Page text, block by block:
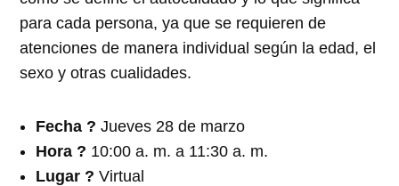
para cada persona, ya que se requieren de
atenciones de manera individual según la edad, el
sexo y otras cualidades.
Fecha ?️Jueves 28 de marzo
Hora ? 10:00 a. m. a 11:30 a. m.
Lugar ?Virtual